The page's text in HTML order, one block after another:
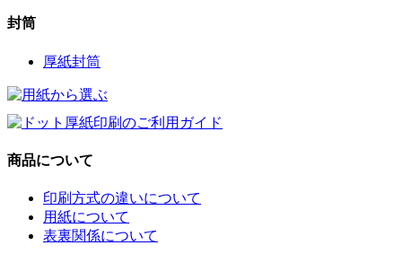
封筒
厚紙封筒
商品について
印刷方式の違いについて
用紙について
表裏関係について